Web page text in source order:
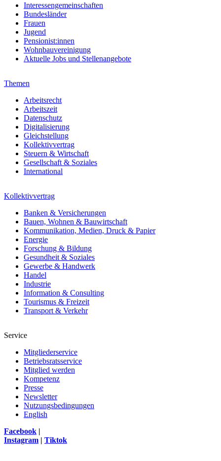
Interessengemeinschaften
Bundesländer
Frauen
Jugend
Pensionist:innen
Wohnbauvereinigung
Aktuelle Jobs und Stellenangebote
Themen
Arbeitsrecht
Arbeitszeit
Datenschutz
Digitalisierung
Gleichstellung
Kollektivvertrag
Steuern & Wirtschaft
Gesellschaft & Soziales
International
Kollektivvertrag
Banken & Versicherungen
Bauen, Wohnen & Bauwirtschaft
Kommunikation, Medien, Druck & Papier
Energie
Forschung & Bildung
Gesundheit & Soziales
Gewerbe & Handwerk
Handel
Industrie
Information & Consulting
Tourismus & Freizeit
Transport & Verkehr
Service
Mitgliederservice
Betriebsratsservice
Mitglied werden
Kompetenz
Presse
Newsletter
Nutzungsbedingungen
English
Facebook |
Instagram | Tiktok